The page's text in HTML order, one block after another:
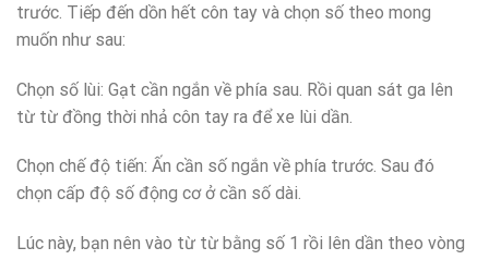
trước. Tiếp đến dồn hết côn tay và chọn số theo mong
muốn như sau:
Chọn số lùi: Gạt cần ngắn về phía sau. Rồi quan sát ga lên
từ từ đồng thời nhả côn tay ra để xe lùi dần.
Chọn chế độ tiến: Ấn cần số ngắn về phía trước. Sau đó
chọn cấp độ số động cơ ở cần số dài.
Lúc này, bạn nên vào từ từ bằng số 1 rồi lên dần theo vòng